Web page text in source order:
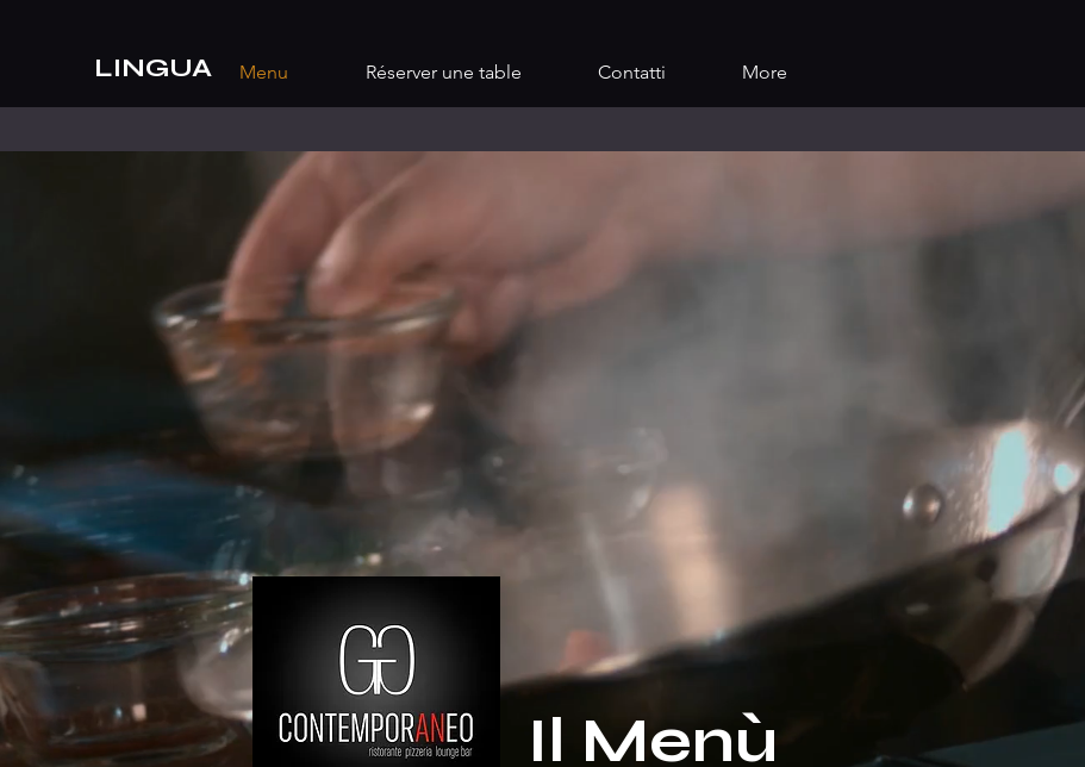
LINGUA Menu Réserver une table Contatti More
Il Menù